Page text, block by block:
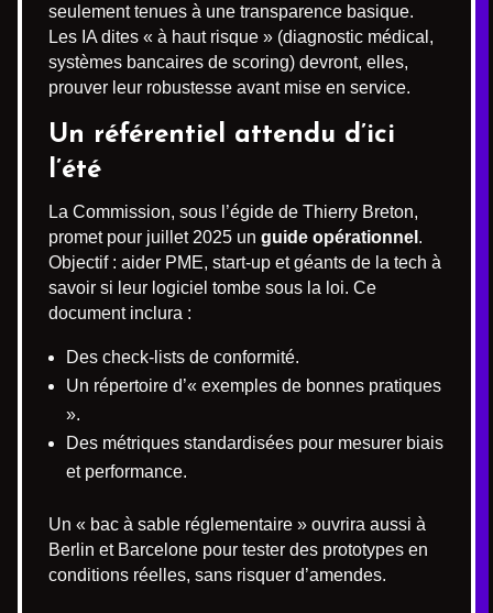
seulement tenues à une transparence basique.
Les IA dites « à haut risque » (diagnostic médical,
systèmes bancaires de scoring) devront, elles,
prouver leur robustesse avant mise en service.
Un référentiel attendu d’ici
l’été
La Commission, sous l’égide de Thierry Breton,
promet pour juillet 2025 un guide opérationnel .
Objectif : aider PME, start-up et géants de la tech à
savoir si leur logiciel tombe sous la loi. Ce
document inclura :
Des check-lists de conformité.
Un répertoire d’« exemples de bonnes pratiques
».
Des métriques standardisées pour mesurer biais
et performance.
Un « bac à sable réglementaire » ouvrira aussi à
Berlin et Barcelone pour tester des prototypes en
conditions réelles, sans risquer d’amendes.